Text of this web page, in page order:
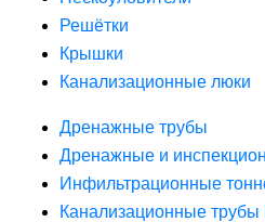
Решётки
Крышки
Канализационные люки
Дренажные трубы
Дренажные и
Инфильтрационные
Канализационные